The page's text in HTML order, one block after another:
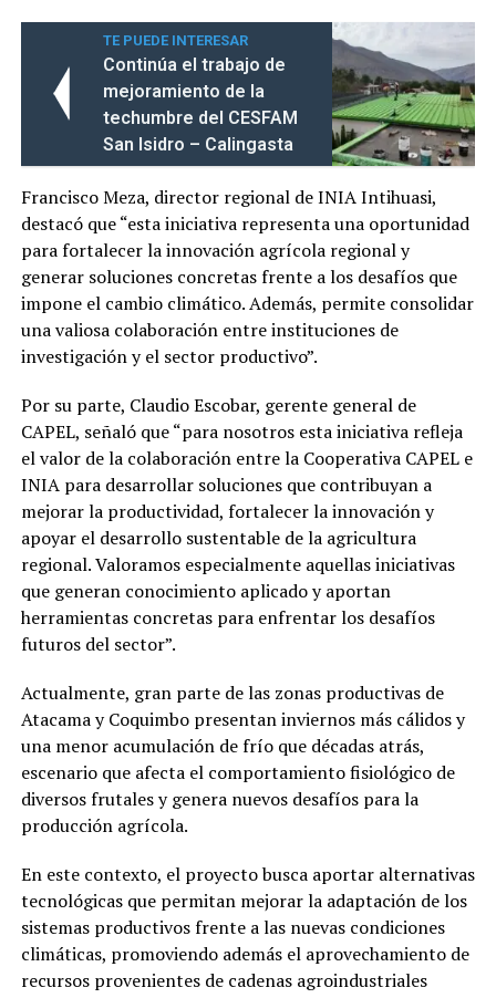
TE PUEDE INTERESAR
Continúa el trabajo de
mejoramiento de la
techumbre del CESFAM
San Isidro – Calingasta
Francisco Meza, director regional de INIA Intihuasi,
destacó que “esta iniciativa representa una oportunidad
para fortalecer la innovación agrícola regional y
generar soluciones concretas frente a los desafíos que
impone el cambio climático. Además, permite consolidar
una valiosa colaboración entre instituciones de
investigación y el sector productivo”.
Por su parte, Claudio Escobar, gerente general de
CAPEL, señaló que “para nosotros esta iniciativa refleja
el valor de la colaboración entre la Cooperativa CAPEL e
INIA para desarrollar soluciones que contribuyan a
mejorar la productividad, fortalecer la innovación y
apoyar el desarrollo sustentable de la agricultura
regional. Valoramos especialmente aquellas iniciativas
que generan conocimiento aplicado y aportan
herramientas concretas para enfrentar los desafíos
futuros del sector”.
Actualmente, gran parte de las zonas productivas de
Atacama y Coquimbo presentan inviernos más cálidos y
una menor acumulación de frío que décadas atrás,
escenario que afecta el comportamiento fisiológico de
diversos frutales y genera nuevos desafíos para la
producción agrícola.
En este contexto, el proyecto busca aportar alternativas
tecnológicas que permitan mejorar la adaptación de los
sistemas productivos frente a las nuevas condiciones
climáticas, promoviendo además el aprovechamiento de
recursos provenientes de cadenas agroindustriales